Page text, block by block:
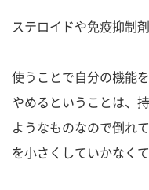
ステロイドや免疫抑制
使うことで自分の機能
やめるということは、
ようなものなので倒れ
を小さくしていかなく